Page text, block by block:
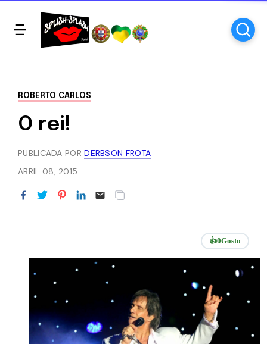
ROBERTO CARLOS
O rei!
PUBLICADA PORDERBSON FROTA
ABRIL 08, 2015
👍0Gosto